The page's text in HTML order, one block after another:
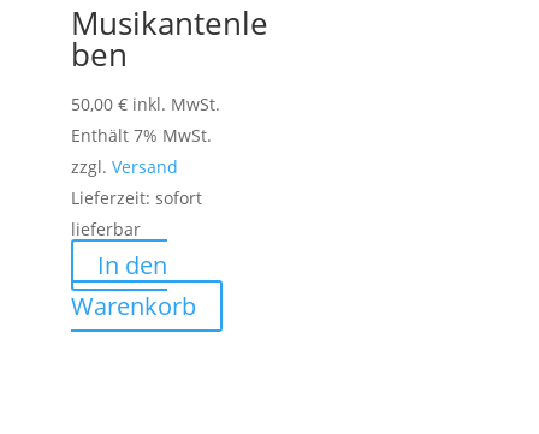
Musikantenle
ben
50,00 € inkl. MwSt.
Enthält 7% MwSt.
zzgl. Versand
Lieferzeit: sofort
lieferbar
In den
Warenkorb